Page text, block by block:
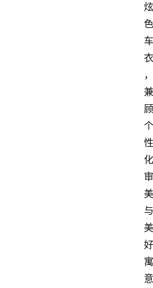
炫
色
车
衣
，
兼
顾
个
性
化
审
美
与
美
好
寓
意